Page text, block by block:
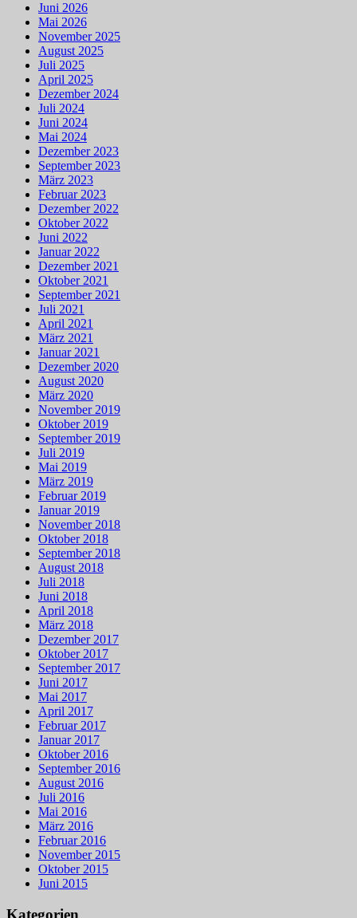
Juni 2026
Mai 2026
November 2025
August 2025
Juli 2025
April 2025
Dezember 2024
Juli 2024
Juni 2024
Mai 2024
Dezember 2023
September 2023
März 2023
Februar 2023
Dezember 2022
Oktober 2022
Juni 2022
Januar 2022
Dezember 2021
Oktober 2021
September 2021
Juli 2021
April 2021
März 2021
Januar 2021
Dezember 2020
August 2020
März 2020
November 2019
Oktober 2019
September 2019
Juli 2019
Mai 2019
März 2019
Februar 2019
Januar 2019
November 2018
Oktober 2018
September 2018
August 2018
Juli 2018
Juni 2018
April 2018
März 2018
Dezember 2017
Oktober 2017
September 2017
Juni 2017
Mai 2017
April 2017
Februar 2017
Januar 2017
Oktober 2016
September 2016
August 2016
Juli 2016
Mai 2016
März 2016
Februar 2016
November 2015
Oktober 2015
Juni 2015
Kategorien